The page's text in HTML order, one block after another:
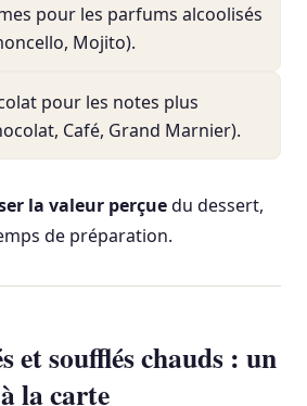
pour les parfums alcoolisés
Mojito).
pour les notes plus
Café, Grand Marnier).
la valeur perçuedu dessert,
de préparation.
et soufflés chauds : un
la carte